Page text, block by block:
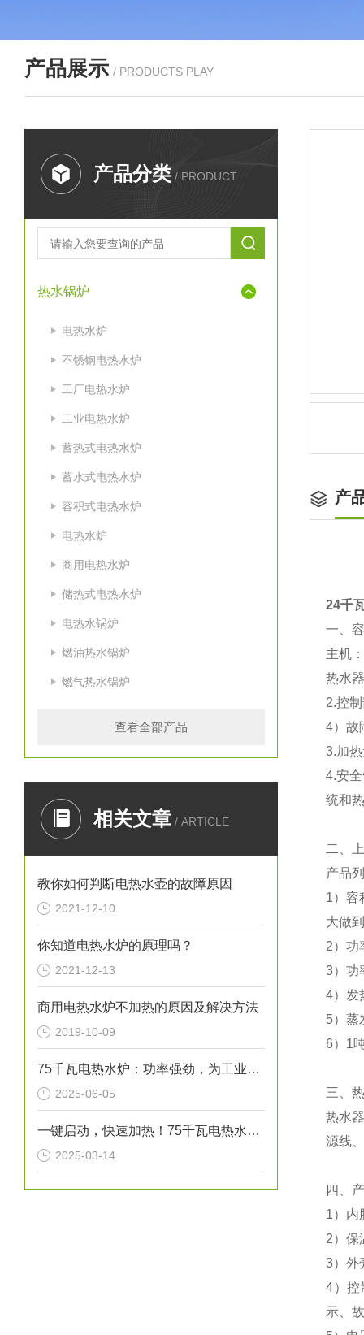
产品展示 / PRODUCTS PLAY
产品分类 / PRODUCT
热水锅炉
电热水炉
不锈钢电热水炉
工厂电热水炉
工业电热水炉
蓄热式电热水炉
蓄水式电热水炉
容积式电热水炉
电热水炉
商用电热水炉
储热式电热水炉
电热水锅炉
燃油热水锅炉
燃气热水锅炉
查看全部产品
相关文章 / ARTICLE
教你如何判断电热水壶的故障原因
2021-12-10
你知道电热水炉的原理吗？
2021-12-13
商用电热水炉不加热的原因及解决方法
2019-10-09
75千瓦电热水炉：功率强劲，为工业生产提供稳定热水源！
2025-06-05
一键启动，快速加热！75千瓦电热水炉打造高效热水解决方案！
2025-03-14
产
24千
一、
主机
热水
2.控
4）故
3.加
4.安
统和
二、
产品
1）容
大做
2）功
3）功
4）发
5）蒸
6）1
三、
热水
源线
四、
1）内
2）保
3）外
4）控
示、